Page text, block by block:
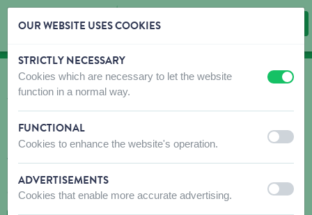
Skip content
Skip language choice
OÙ ACHETER?
Trouvez rapidement et facilement des débouchés
N'hésitez pas à contacter le(s) magasin(s) recommandé(s) avant
votre visite pour vous assurer que les produits que vous
recherchez sont disponibles. Si ce n'est pas le cas, n'hésitez pas
à leur demander de commander le produit souhaité.
OUR WEBSITE USES COOKIES
STRICTLY NECESSARY
Cookies which are necessary to let the website
function in a normal way.
off on
FUNCTIONAL
Cookies to enhance the website's operation. off on
ADVERTISEMENTS
Cookies that enable more accurate advertising. off on